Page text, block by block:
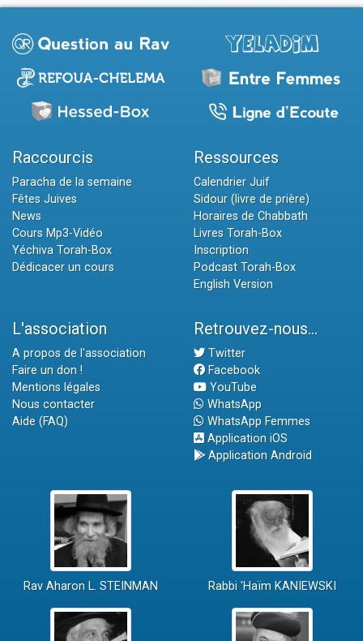
Raccourcis
Paracha de la semaine
Fêtes Juives
News
Cours Mp3-Vidéo
Yéchiva Torah-Box
Dédicacer un cours
Ressources
Calendrier Juif
Sidour (livre de prière)
Horaires de Chabbath
Livres Torah-Box
Inscription
Podcast Torah-Box
English Version
L'association
A propos de l'association
Faire un don !
Mentions légales
Nous contacter
Aide (FAQ)
Retrouvez-nous...
Twitter
Facebook
YouTube
WhatsApp
WhatsApp Femmes
Application iOS
Application Android
Rav Aharon L. STEINMAN Rabbi 'Haïm KANIEWSKI